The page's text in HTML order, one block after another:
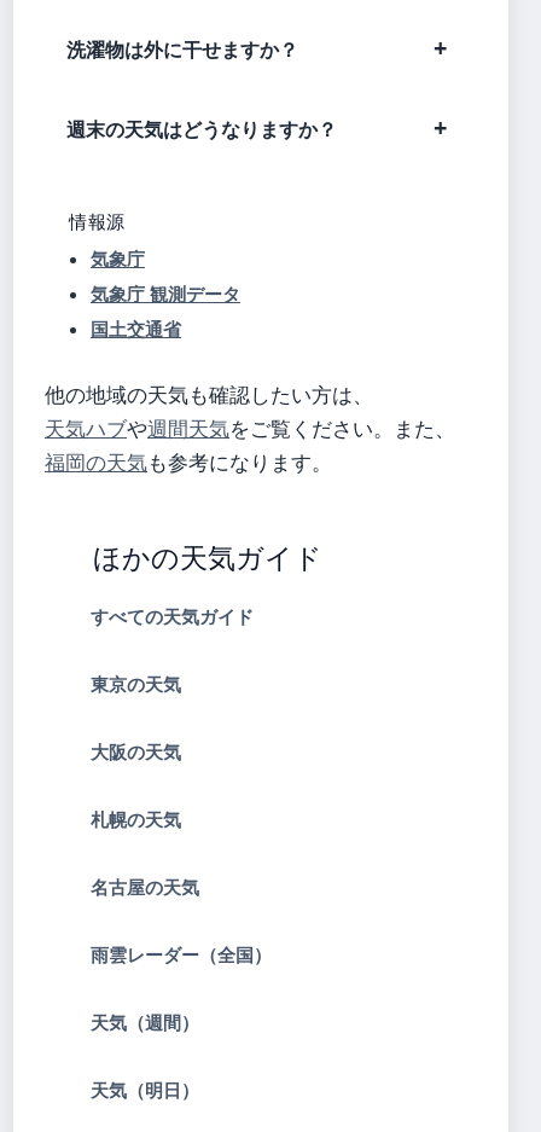
洗濯物は外に干せますか？
週末の天気はどうなりますか？
情報源
気象庁
気象庁 観測データ
国土交通省
他の地域の天気も確認したい方は、
天気ハブや週間天気をご覧ください。また、
福岡の天気も参考になります。
ほかの天気ガイド
すべての天気ガイド
東京の天気
大阪の天気
札幌の天気
名古屋の天気
雨雲レーダー（全国）
天気（週間）
天気（明日）